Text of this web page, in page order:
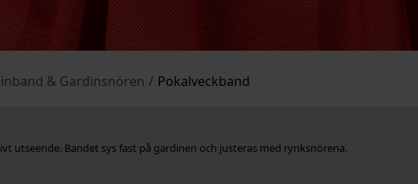
& Gardinsnören / Pokalveckband
utseende. Bandet sys fast på gardinen och justeras med rynksnörena.